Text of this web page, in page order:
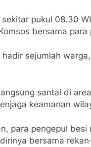
pukul 08.30
bersama
sejumlah
santai di
keamanan
para pengepul
bersama